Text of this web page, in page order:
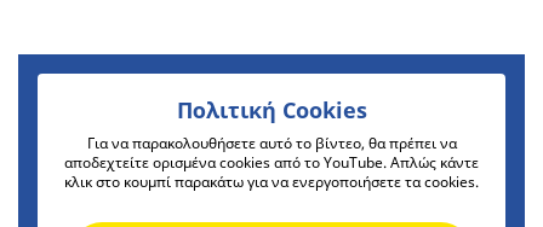
Πολιτική Cookies
Για να παρακολουθήσετε αυτό το βίντεο, θα πρέπει να
αποδεχτείτε ορισμένα cookies από το YouTube. Απλώς κάντε
κλικ στο κουμπί παρακάτω για να ενεργοποιήσετε τα cookies.